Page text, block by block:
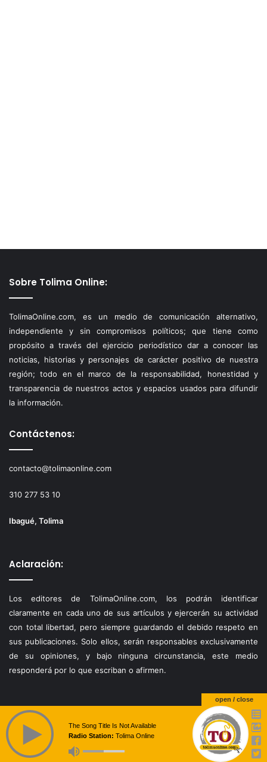
Sobre Tolima Online:
TolimaOnline.com, es un medio de comunicación alternativo,
independiente y sin compromisos políticos; que tiene como
propósito a través del ejercicio periodístico dar a conocer las
noticias, historias y personajes de carácter positivo de nuestra
región; todo en el marco de la responsabilidad, honestidad y
transparencia de nuestros actos y espacios usados para difundir
la información.
Contáctenos:
contacto@tolimaonline.com
310 277 53 10
Ibagué, Tolima
Aclaración:
Los editores de TolimaOnline.com, los podrán identificar
claramente en cada uno de sus artículos y ejercerán su actividad
con total libertad, pero siempre guardando el debido respeto en
sus publicaciones. Solo ellos, serán responsables exclusivamente
de su opiniones, y bajo ninguna circunstancia, este medio
responderá por lo que escriban o afirmen.
open / close
The Song Title Is Not Available
Radio Station: Tolima Online